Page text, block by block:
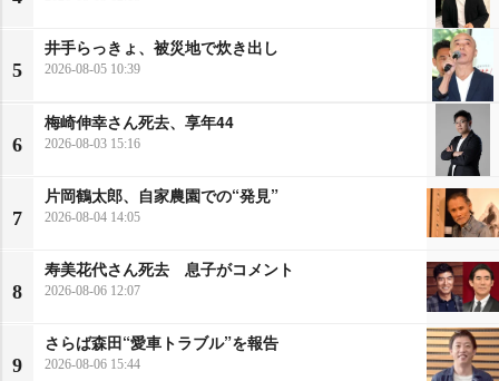
5
井手らっきょ、被災地で炊き出し
2026-08-05 10:39
6
梅崎伸幸さん死去、享年44
2026-08-03 15:16
7
片岡鶴太郎、自家農園での“発見”
2026-08-04 14:05
8
寿美花代さん死去 息子がコメント
2026-08-06 12:07
9
さらば森田“愛車トラブル”を報告
2026-08-06 15:44